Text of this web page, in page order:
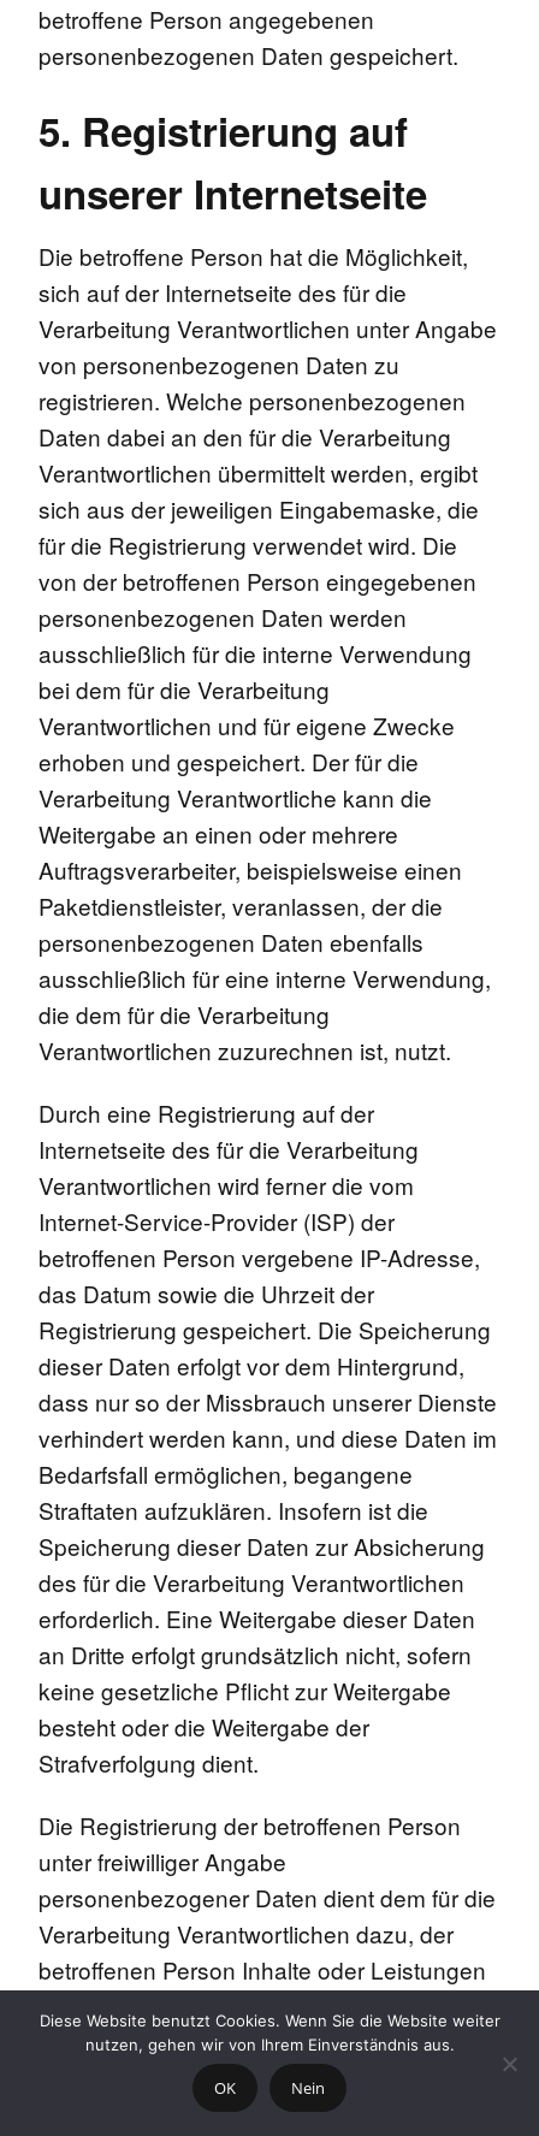
betroffene Person angegebenen
personenbezogenen Daten gespeichert.
5. Registrierung auf
unserer Internetseite
Die betroffene Person hat die Möglichkeit,
sich auf der Internetseite des für die
Verarbeitung Verantwortlichen unter Angabe
von personenbezogenen Daten zu
registrieren. Welche personenbezogenen
Daten dabei an den für die Verarbeitung
Verantwortlichen übermittelt werden, ergibt
sich aus der jeweiligen Eingabemaske, die
für die Registrierung verwendet wird. Die
von der betroffenen Person eingegebenen
personenbezogenen Daten werden
ausschließlich für die interne Verwendung
bei dem für die Verarbeitung
Verantwortlichen und für eigene Zwecke
erhoben und gespeichert. Der für die
Verarbeitung Verantwortliche kann die
Weitergabe an einen oder mehrere
Auftragsverarbeiter, beispielsweise einen
Paketdienstleister, veranlassen, der die
personenbezogenen Daten ebenfalls
ausschließlich für eine interne Verwendung,
die dem für die Verarbeitung
Verantwortlichen zuzurechnen ist, nutzt.
Durch eine Registrierung auf der
Internetseite des für die Verarbeitung
Verantwortlichen wird ferner die vom
Internet-Service-Provider (ISP) der
betroffenen Person vergebene IP-Adresse,
das Datum sowie die Uhrzeit der
Registrierung gespeichert. Die Speicherung
dieser Daten erfolgt vor dem Hintergrund,
dass nur so der Missbrauch unserer Dienste
verhindert werden kann, und diese Daten im
Bedarfsfall ermöglichen, begangene
Straftaten aufzuklären. Insofern ist die
Speicherung dieser Daten zur Absicherung
des für die Verarbeitung Verantwortlichen
erforderlich. Eine Weitergabe dieser Daten
an Dritte erfolgt grundsätzlich nicht, sofern
keine gesetzliche Pflicht zur Weitergabe
besteht oder die Weitergabe der
Strafverfolgung dient.
Die Registrierung der betroffenen Person
unter freiwilliger Angabe
personenbezogener Daten dient dem für die
Verarbeitung Verantwortlichen dazu, der
betroffenen Person Inhalte oder Leistungen
Sache nur registrierten Benutzern
angeboten werden können. Registrierten
Personen steht die Möglichkeit frei, die bei
Diese Website benutzt Cookies. Wenn Sie die Website weiter
nutzen, gehen wir von Ihrem Einverständnis aus.
OK Nein